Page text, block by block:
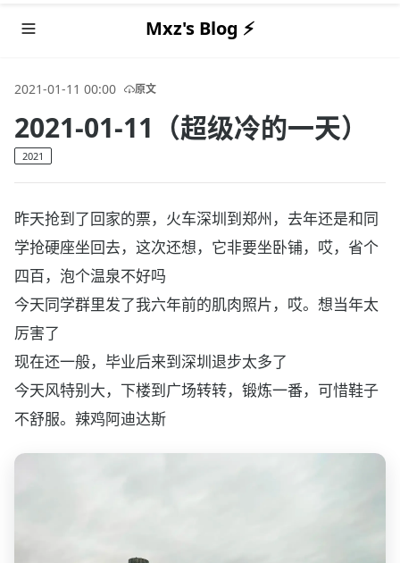
Mxz's Blog ⚡️
2021-01-11 00:00 原文
2021-01-11（超级冷的一天）
2021
昨天抢到了回家的票，火车深圳到郑州，去年还是和同
学抢硬座坐回去，这次还想，它非要坐卧铺，哎，省个
四百，泡个温泉不好吗
今天同学群里发了我六年前的肌肉照片，哎。想当年太
厉害了
现在还一般，毕业后来到深圳退步太多了
今天风特别大，下楼到广场转转，锻炼一番，可惜鞋子
不舒服。辣鸡阿迪达斯